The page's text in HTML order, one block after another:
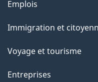
a
g
e
a
c
i
o
Thèmes
sujets
Emplois
Immigration et
Voyage et tourisme
Entreprises